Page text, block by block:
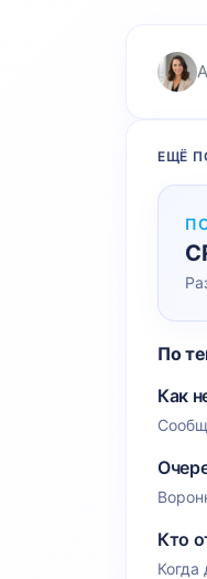
ЕЩЁ
По
Как
Кто
Когда